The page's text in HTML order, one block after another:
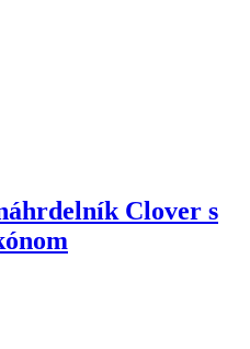
Clover s